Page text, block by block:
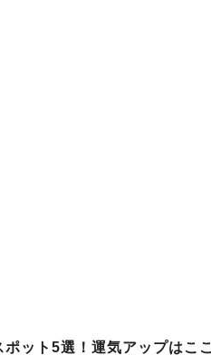
ット5選！運気アップはここ